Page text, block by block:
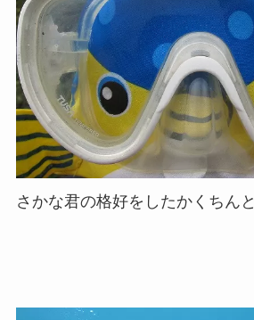
さかな君の格好をしたかくちんと